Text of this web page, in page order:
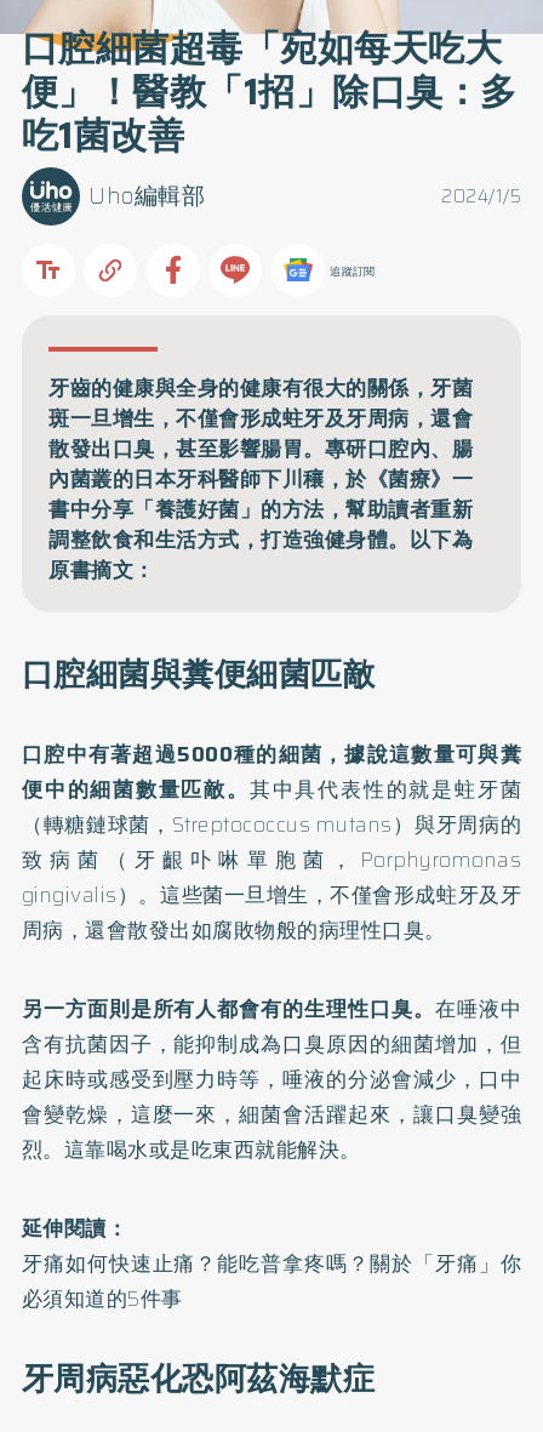
口腔細菌超毒「宛如每天吃大
便」！醫教「1招」除口臭：多
吃1菌改善
2024/1/5
Uho編輯部
追蹤訂閱
牙齒的健康與全身的健康有很大的關係，牙菌
斑一旦增生，不僅會形成蛀牙及牙周病，還會
散發出口臭，甚至影響腸胃。專研口腔內、腸
內菌叢的日本牙科醫師下川穰，於《菌療》一
書中分享「養護好菌」的方法，幫助讀者重新
調整飲食和生活方式，打造強健身體。以下為
原書摘文：
口腔細菌與糞便細菌匹敵
口腔中有著超過5000種的細菌，據說這數量可與糞
便中的細菌數量匹敵。 其中具代表性的就是蛀牙菌
（轉糖鏈球菌，Streptococcus mutans）與牙周病的
致病菌（牙齦卟啉單胞菌，Porphyromonas
gingivalis）。這些菌一旦增生，不僅會形成蛀牙及牙
周病，還會散發出如腐敗物般的病理性口臭。
另一方面則是所有人都會有的生理性口臭。 在唾液中
含有抗菌因子，能抑制成為口臭原因的細菌增加，但
起床時或感受到壓力時等，唾液的分泌會減少，口中
會變乾燥，這麼一來，細菌會活躍起來，讓口臭變強
烈。這靠喝水或是吃東西就能解決。
延伸閱讀：
牙痛如何快速止痛？能吃普拿疼嗎？關於「牙痛」你
必須知道的5件事
牙周病惡化恐阿茲海默症